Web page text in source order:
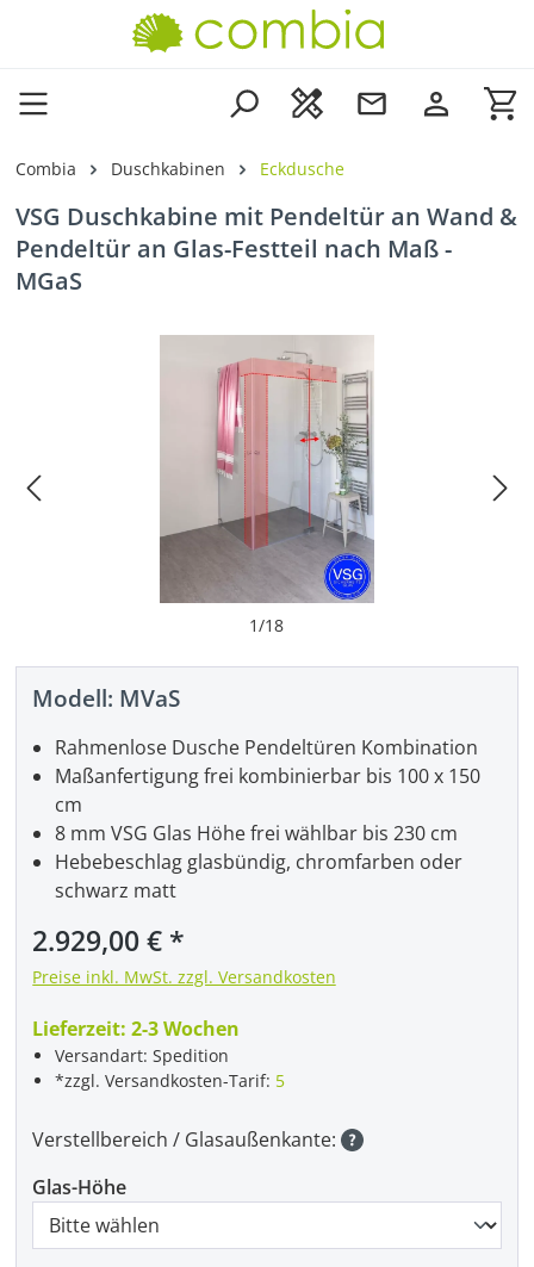
Zum Hauptinhalt springen
Combia Duschkabinen Eckdusche
VSG Duschkabine mit Pendeltür an Wand &
Pendeltür an Glas-Festteil nach Maß -
MGaS
1/18
Modell: MVaS
Regulärer Preis:
2.929,00 €
Preise inkl. MwSt. zzgl. Versandkosten
Lieferzeit: 2-3 Wochen
Versandart: Spedition
*zzgl. Versandkosten-Tarif: 5
Rahmenlose Dusche Pendeltüren Kombination
Maßanfertigung frei kombinierbar bis 100 x 150
cm
8 mm VSG Glas Höhe frei wählbar bis 230 cm
Hebebeschlag glasbündig, chromfarben oder
schwarz matt
Verstellbereich / Glasaußenkante:
Glas-Höhe